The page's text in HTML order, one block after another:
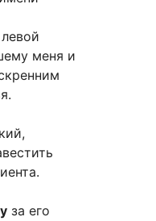
меня и
за его